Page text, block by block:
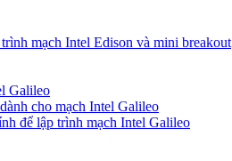
mạch Intel Edison và mini breakout
Galileo
cho mạch Intel Galileo
để lập trình mạch Intel Galileo